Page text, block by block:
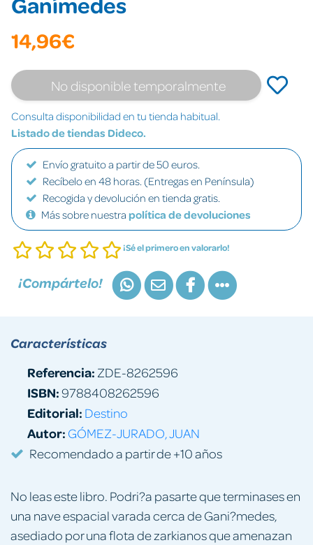
14,96€
No disponible temporalmente
Consulta disponibilidad en tu tienda habitual.
Listado de tiendas Dideco.
Envío gratuito a partir de 50 euros.
Recíbelo en 48 horas. (Entregas en Península)
Recogida y devolución en tienda gratis.
Más sobre nuestra política de devoluciones
¡Sé el primero en valorarlo!
¡Compártelo!
No leas este libro. Podri?a pasarte que terminases en
una nave espacial varada cerca de Gani?medes,
asediado por una flota de zarkianos que amenazan
Características
Referencia: ZDE-8262596
ISBN:9788408262596
Editorial: Destino
Autor: GÓMEZ-JURADO, JUAN
Recomendado a partir de +10 años